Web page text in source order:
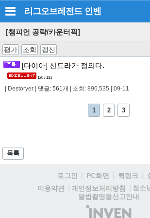
리그오브레전드 인벤
[챔피언 공략/카운터픽]
평가 조회 갱신
[다이아] 신드라가 정의다.
120 / 131
Destoryer 댓글: 561개 조회: 896,535 09-11
1 2 3
목록
로그인 PC화면 퀵링크
이용약관
개인정보처리방침
청소
불법촬영물신고안내
(주)